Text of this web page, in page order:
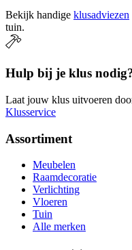
Bekijk handige klusadviezen
tuin.
Hulp bij je klus
Laat jouw klus uitvoeren
Klusservice
Assortiment
Meubelen
Raamdecoratie
Verlichting
Vloeren
Tuin
Alle merken